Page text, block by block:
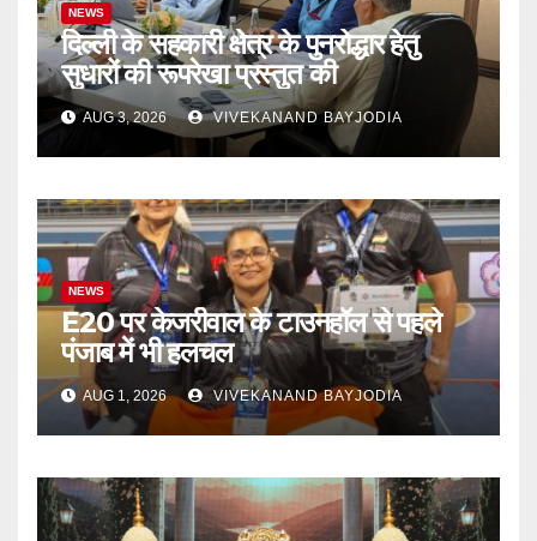
NEWS
दिल्ली के सहकारी क्षेत्र के पुनरोद्धार हेतु
सुधारों की रूपरेखा प्रस्तुत की
AUG 3, 2026 VIVEKANAND BAYJODIA
NEWS
E20 पर केजरीवाल के टाउनहॉल से पहले
पंजाब में भी हलचल
AUG 1, 2026 VIVEKANAND BAYJODIA